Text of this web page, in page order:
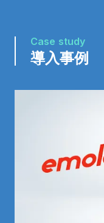
Case study
導入事例